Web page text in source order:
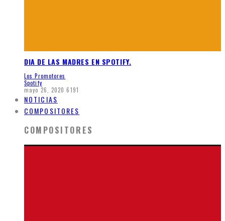
DIA DE LAS MADRES EN SPOTIFY.
Los Promotores
Spotify
mayo 26, 2020 6191
NOTICIAS
COMPOSITORES
COMPOSITORES